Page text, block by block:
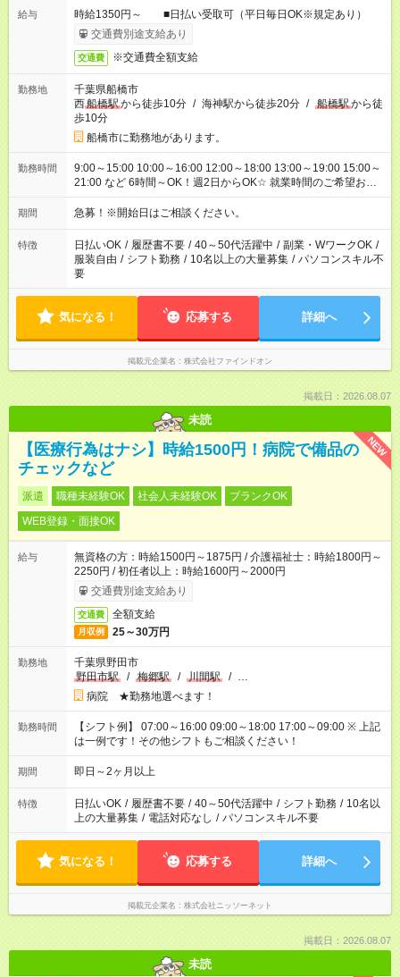
給与
時給1350円～ ■日払い受取可（平日毎日OK※規定あり）
交通費別途支給あり
交通費 ※交通費全額支給
勤務地
千葉県船橋市
西船橋駅から徒歩10分 / 海神駅から徒歩20分 / 船橋駅から徒
歩10分
船橋市に勤務地があります。
勤務時間
9:00～15:00 10:00～16:00 12:00～18:00 13:00～19:00 15:00～
21:00 など 6時間～OK！週2日からOK☆ 就業時間のご希望お伝
えください！
期間 急募！※開始日はご相談ください。
特徴 日払いOK / 履歴書不要 / 40～50代活躍中 / 副業・WワークOK /
服装自由 / シフト勤務 / 10名以上の大量募集 / パソコンスキル不
要
気になる！ 応募する 詳細へ
掲載元企業名 株式会社ファインドオン
掲載日：2026.08.07
未読
NEW
【医療行為はナシ】時給1500円！病院で備品の
チェックなど
派遣 職種未経験OK 社会人未経験OK
ブランクOK
WEB登録・面接OK
給与
無資格の方：時給1500円～1875円 / 介護福祉士：時給1800円～
2250円 / 初任者以上：時給1600円～2000円
交通費別途支給あり
交通費 全額支給
月収例 25～30万円
勤務地
千葉県野田市
野田市駅
/ 梅郷駅 / 川間駅 / …
病院 ★勤務地選べます！
勤務時間
【シフト例】 07:00～16:00 09:00～18:00 17:00～09:00 ※ 上記
は一例です！その他シフトもご相談ください！
期間 即日～2ヶ月以上
特徴 日払いOK / 履歴書不要 / 40～50代活躍中 / シフト勤務 / 10名以
上の大量募集 / 電話対応なし / パソコンスキル不要
気になる！ 応募する 詳細へ
掲載元企業名 株式会社ニッソーネット
掲載日：2026.08.07
未読